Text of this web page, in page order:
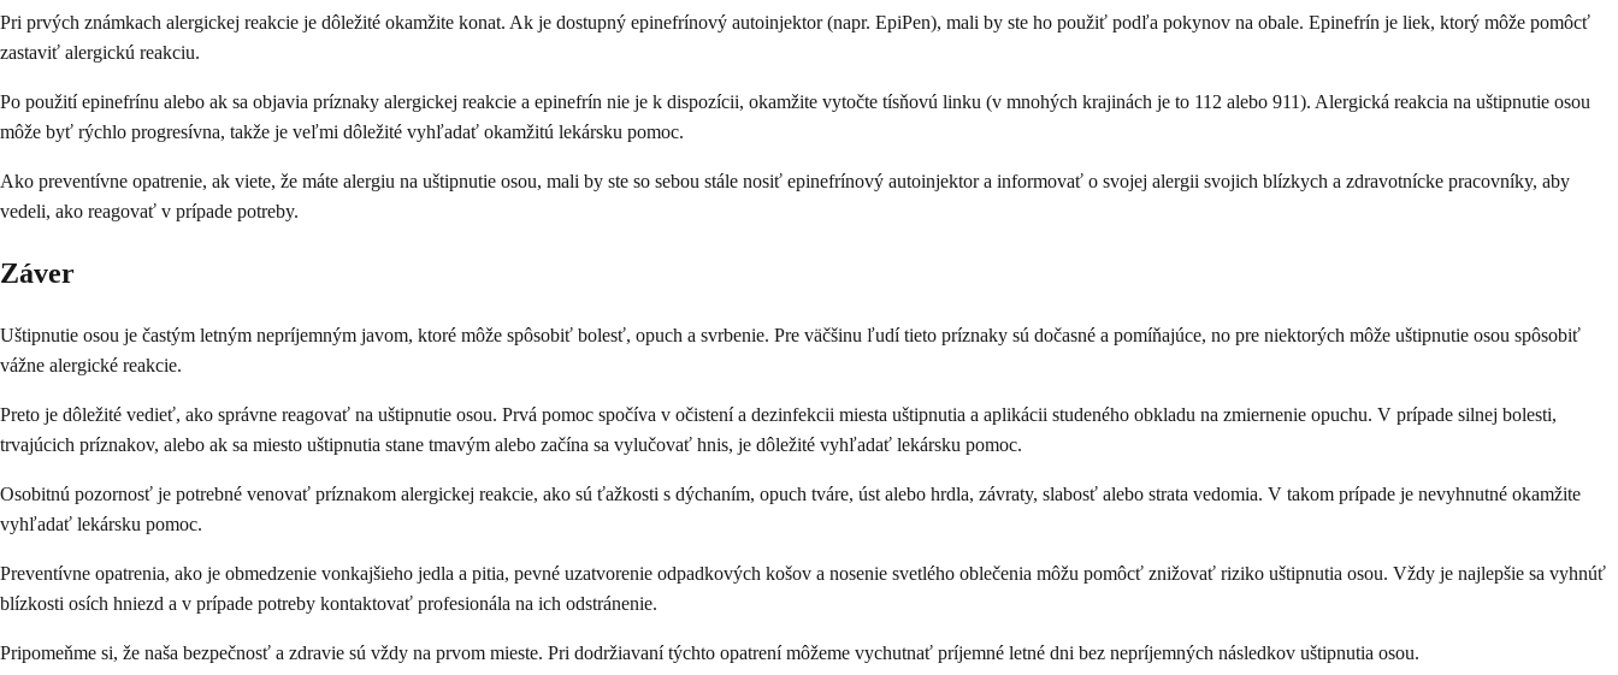
Pri prvých známkach alergickej reakcie je dôležité okamžite konat. Ak je dostupný epinefrínový autoinjektor (napr. EpiPen), mali by ste ho použiť podľa pokynov na obale. Epinefrín je liek, ktorý môže pomôcť
zastaviť alergickú reakciu.
Po použití epinefrínu alebo ak sa objavia príznaky alergickej reakcie a epinefrín nie je k dispozícii, okamžite vytočte tísňovú linku (v mnohých krajinách je to 112 alebo 911). Alergická reakcia na uštipnutie osou
môže byť rýchlo progresívna, takže je veľmi dôležité vyhľadať okamžitú lekársku pomoc.
Ako preventívne opatrenie, ak viete, že máte alergiu na uštipnutie osou, mali by ste so sebou stále nosiť epinefrínový autoinjektor a informovať o svojej alergii svojich blízkych a zdravotnícke pracovníky, aby
vedeli, ako reagovať v prípade potreby.
Záver
Uštipnutie osou je častým letným nepríjemným javom, ktoré môže spôsobiť bolesť, opuch a svrbenie. Pre väčšinu ľudí tieto príznaky sú dočasné a pomíňajúce, no pre niektorých môže uštipnutie osou spôsobiť
vážne alergické reakcie.
Preto je dôležité vedieť, ako správne reagovať na uštipnutie osou. Prvá pomoc spočíva v očistení a dezinfekcii miesta uštipnutia a aplikácii studeného obkladu na zmiernenie opuchu. V prípade silnej bolesti,
trvajúcich príznakov, alebo ak sa miesto uštipnutia stane tmavým alebo začína sa vylučovať hnis, je dôležité vyhľadať lekársku pomoc.
Osobitnú pozornosť je potrebné venovať príznakom alergickej reakcie, ako sú ťažkosti s dýchaním, opuch tváre, úst alebo hrdla, závraty, slabosť alebo strata vedomia. V takom prípade je nevyhnutné okamžite
vyhľadať lekársku pomoc.
Preventívne opatrenia, ako je obmedzenie vonkajšieho jedla a pitia, pevné uzatvorenie odpadkových košov a nosenie svetlého oblečenia môžu pomôcť znižovať riziko uštipnutia osou. Vždy je najlepšie sa vyhnúť
blízkosti osích hniezd a v prípade potreby kontaktovať profesionála na ich odstránenie.
Pripomeňme si, že naša bezpečnosť a zdravie sú vždy na prvom mieste. Pri dodržiavaní týchto opatrení môžeme vychutnať príjemné letné dni bez nepríjemných následkov uštipnutia osou.